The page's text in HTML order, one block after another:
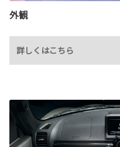
外観
詳しくはこちら